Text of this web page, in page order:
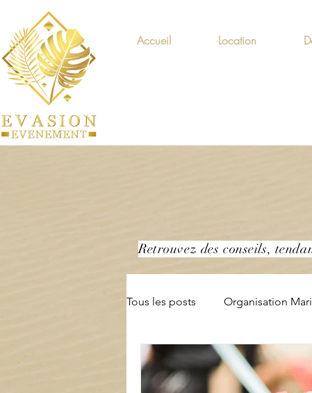
Accueil Location
Retrouvez des conseils,
Tous les posts Organisation
Carterie Mariage